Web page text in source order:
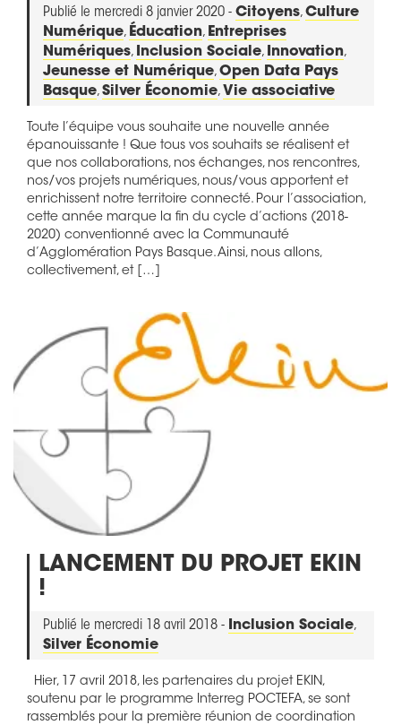
Publié le mercredi 8 janvier 2020 - Citoyens,Culture
Numérique, Éducation, Entreprises
Numériques, Inclusion Sociale, Innovation,
Jeunesse et Numérique,Open Data Pays
Basque,Silver Économie, Vie associative
Toute l’équipe vous souhaite une nouvelle année
épanouissante ! Que tous vos souhaits se réalisent et
que nos collaborations, nos échanges, nos rencontres,
nos/vos projets numériques, nous/vous apportent et
enrichissent notre territoire connecté. Pour l’association,
cette année marque la fin du cycle d’actions (2018-
2020) conventionné avec la Communauté
d’Agglomération Pays Basque. Ainsi, nous allons,
collectivement, et […]
LANCEMENT DU PROJET EKIN
!
Publié le mercredi 18 avril 2018 - Inclusion Sociale,
Silver Économie
Hier, 17 avril 2018, les partenaires du projet EKIN,
soutenu par le programme Interreg POCTEFA, se sont
rassemblés pour la première réunion de coordination